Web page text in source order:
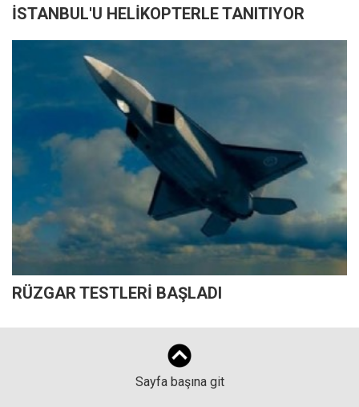
İSTANBUL'U HELİKOPTERLE TANITIYOR
RÜZGAR TESTLERİ BAŞLADI
Sayfa başına git